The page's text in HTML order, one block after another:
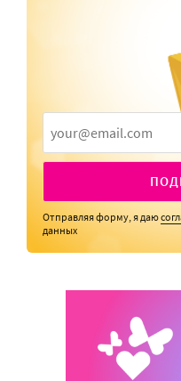
Отправляя форму, я даю
данных